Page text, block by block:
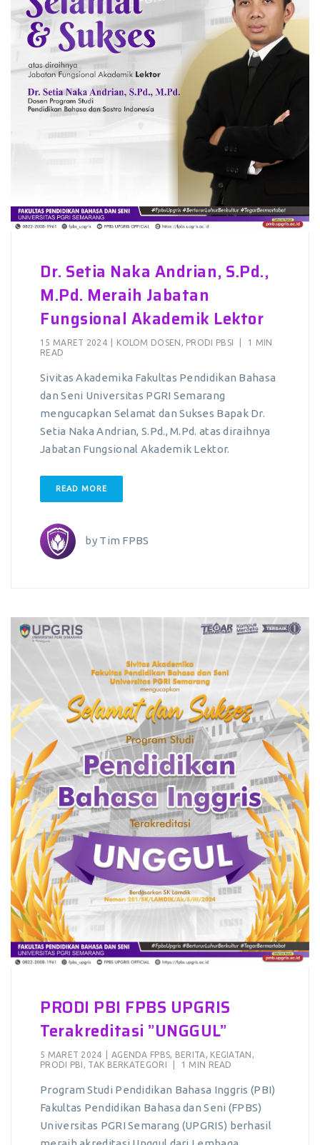
Dr. Setia Naka Andrian, S.Pd.,
M.Pd. Meraih Jabatan
Fungsional Akademik Lektor
15 MARET 2024 KOLOM DOSEN , PRODI PBSI
1 MIN
READ
Sivitas Akademika Fakultas Pendidikan Bahasa
dan Seni Universitas PGRI Semarang
mengucapkan Selamat dan Sukses Bapak Dr.
Setia Naka Andrian, S.Pd., M.Pd. atas diraihnya
Jabatan Fungsional Akademik Lektor.
READ MORE
by Tim FPBS
PRODI PBI FPBS UPGRIS
Terakreditasi ”UNGGUL”
5 MARET 2024 AGENDA FPBS BERITA KEGIATAN
PRODI PBI
TAK BERKATEGORI 1 MIN READ
Program Studi Pendidikan Bahasa Inggris (PBI)
Fakultas Pendidikan Bahasa dan Seni (FPBS)
Universitas PGRI Semarang (UPGRIS) berhasil